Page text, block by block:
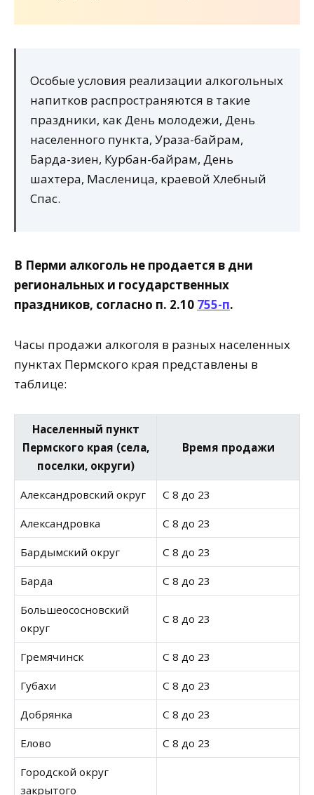
Особые условия реализации алкогольных
напитков распространяются в такие
праздники, как День молодежи, День
населенного пункта, Ураза-байрам,
Барда-зиен, Курбан-байрам, День
шахтера, Масленица, краевой Хлебный
Спас.
В Перми алкоголь не продается в дни
региональных и государственных
праздников, согласно п. 2.10 755-п.
Часы продажи алкоголя в разных населенных
пунктах Пермского края представлены в
таблице:
Населенный пункт
Пермского края (села,
поселки, округи)
Время продажи
Александровский округ С 8 до 23
Александровка С 8 до 23
Бардымский округ С 8 до 23
Барда С 8 до 23
Большеососновский
округ
С 8 до 23
Гремячинск С 8 до 23
Губахи С 8 до 23
Добрянка С 8 до 23
Елово С 8 до 23
Городской округ
закрытого